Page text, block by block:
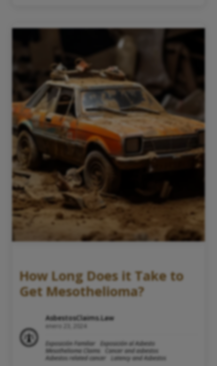
How Long Does it Take to
Get Mesothelioma?
AsbestosClaims.Law
enero 23, 2024
Exposición Familiar
Exposición al Asbesto
Mesothelioma Claims
Cancer and asbestos
Asbestos related cancer
Latency and Asbestos